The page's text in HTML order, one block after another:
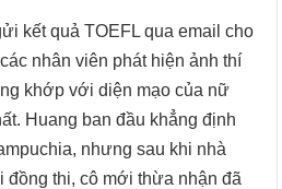
kết quả TOEFL qua email cho
nhân viên phát hiện ảnh thí
khớp với diện mạo của nữ
Huang ban đầu khẳng định
nhưng sau khi nhà
thi, cô mới thừa nhận đã